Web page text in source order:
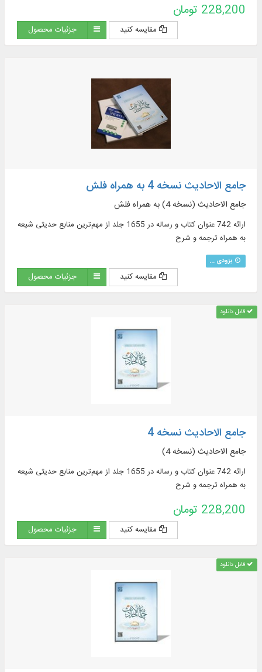
228,200 تومان
مقایسه کنید جزئیات محصول
جامع الاحادیث نسخه 4 به همراه فلش
جامع الاحادیث (نسخه 4) به همراه فلش
ارائه 742 عنوان کتاب و رساله در 1655 جلد از مهم‌ترین منابع حدیثی شیعه
به همراه ترجمه و شرح
بزودی ...
مقایسه کنید جزئیات محصول
قابل دانلود
جامع الاحادیث نسخه 4
جامع الاحادیث (نسخه 4)
ارائه 742 عنوان کتاب و رساله در 1655 جلد از مهم‌ترین منابع حدیثی شیعه
به همراه ترجمه و شرح
228,200 تومان
مقایسه کنید جزئیات محصول
قابل دانلود